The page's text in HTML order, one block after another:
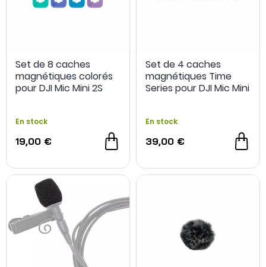
Set de 8 caches
magnétiques colorés
pour DJI Mic Mini 2S
En stock
19,00 €
Set de 4 caches
magnétiques Time
Series pour DJI Mic Mini
En stock
39,00 €